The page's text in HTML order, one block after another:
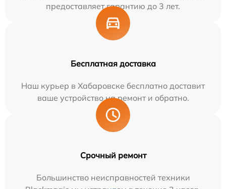
предоставляет гарантию до 3 лет.
Бесплатная доставка
Наш курьер в Хабаровске бесплатно доставит
ваше устройство на ремонт и обратно.
Срочный ремонт
Большинство неисправностей техники